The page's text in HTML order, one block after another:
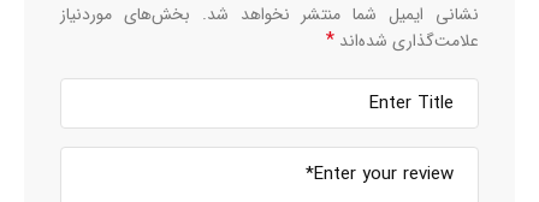
نشانی ایمیل شما منتشر نخواهد شد. بخش‌های موردنیاز
علامت‌گذاری شده‌اند *